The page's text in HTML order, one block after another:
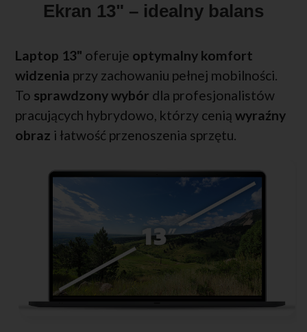
Ekran 13" – idealny balans
Laptop 13" oferuje optymalny komfort
widzenia przy zachowaniu pełnej mobilności.
To sprawdzony wybór dla profesjonalistów
pracujących hybrydowo, którzy cenią wyraźny
obraz i łatwość przenoszenia sprzętu.